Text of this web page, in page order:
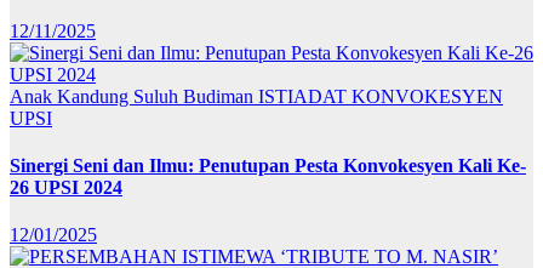
12/11/2025
Anak Kandung Suluh Budiman ISTIADAT KONVOKESYEN
UPSI
Sinergi Seni dan Ilmu: Penutupan Pesta Konvokesyen Kali Ke-
26 UPSI 2024
12/01/2025